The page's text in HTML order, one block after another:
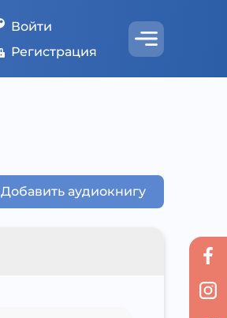
Войти
Регистрация
Добавить аудиокнигу